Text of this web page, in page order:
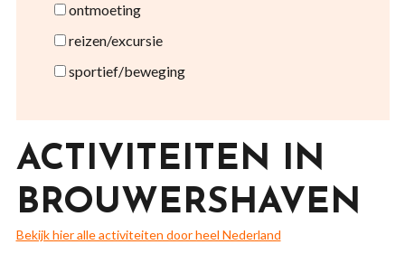
ontmoeting
reizen/excursie
sportief/beweging
ACTIVITEITEN IN
BROUWERSHAVEN
Bekijk hier alle activiteiten door heel Nederland